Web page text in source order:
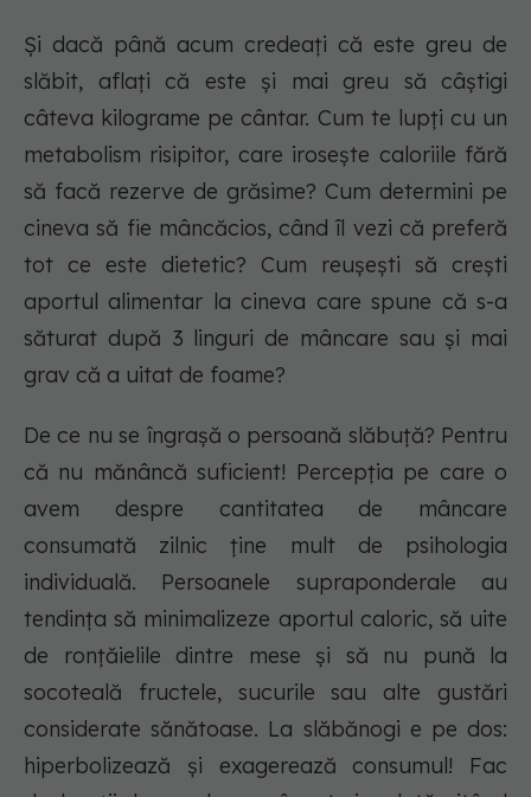
Și dacă până acum credeați că este greu de
slăbit, aflați că este și mai greu să câștigi
câteva kilograme pe cântar. Cum te lupți cu un
metabolism risipitor, care irosește caloriile fără
să facă rezerve de grăsime? Cum determini pe
cineva să fie mâncăcios, când îl vezi că preferă
tot ce este dietetic? Cum reușești să crești
aportul alimentar la cineva care spune că s-a
săturat după 3 linguri de mâncare sau și mai
grav că a uitat de foame?
De ce nu se îngrașă o persoană slăbuță? Pentru
că nu mănâncă suficient! Percepția pe care o
avem despre cantitatea de mâncare
consumată zilnic ține mult de psihologia
individuală. Persoanele supraponderale au
tendința să minimalizeze aportul caloric, să uite
de ronțăielile dintre mese și să nu pună la
socoteală fructele, sucurile sau alte gustări
considerate sănătoase. La slăbănogi e pe dos:
hiperbolizează și exagerează consumul! Fac